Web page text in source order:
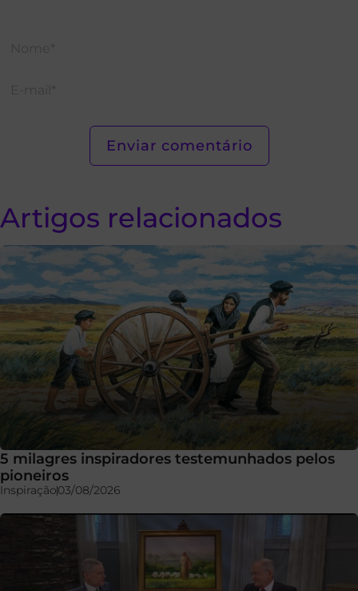
Artigos relacionados
5 milagres inspiradores testemunhados pelos
pioneiros
Inspiração03/08/2026